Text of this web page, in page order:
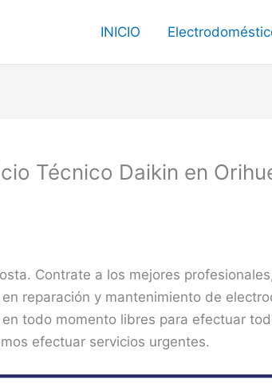
INICIO
Técnico Daikin en
Contrate a los mejores
reparación y mantenimiento de
todo momento libres para efectuar
efectuar servicios urgentes.